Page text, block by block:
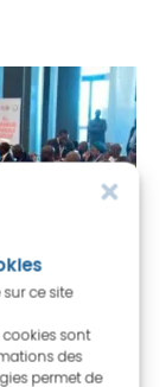
ce site
cookies sont
des
permet de